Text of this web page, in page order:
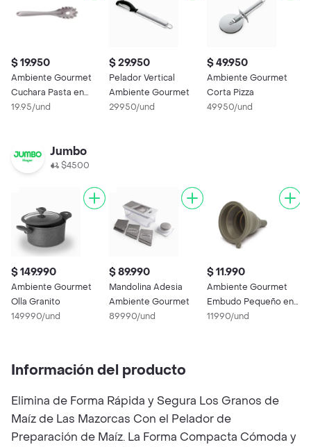
$ 19.950
Ambiente Gourmet
Cuchara Pasta en
Silicona Gris
19.95/und
$ 29.950
Pelador Vertical
Ambiente Gourmet
29950/und
$ 49.950
Ambiente Gourmet
Corta Pizza
49950/und
Jumbo
$4500
$ 149.990
Ambiente Gourmet
Olla Granito
149990/und
$ 89.990
Mandolina Adesia
Ambiente Gourmet
89990/und
$ 11.990
Ambiente Gourmet
Embudo Pequeño en
Silicona Gris
11990/und
Información del producto
Elimina de Forma Rápida y Segura Los Granos de
Maíz de Las Mazorcas Con el Pelador de
Preparación de Maíz. La Forma Compacta Cómoda y